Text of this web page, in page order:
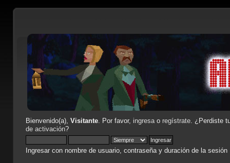
Bienvenido(a), Visitante. Por favor, ingresao regístrate. ¿Perdiste
de activación?
Ingresar con nombre de usuario, contraseña y duración de la sesión